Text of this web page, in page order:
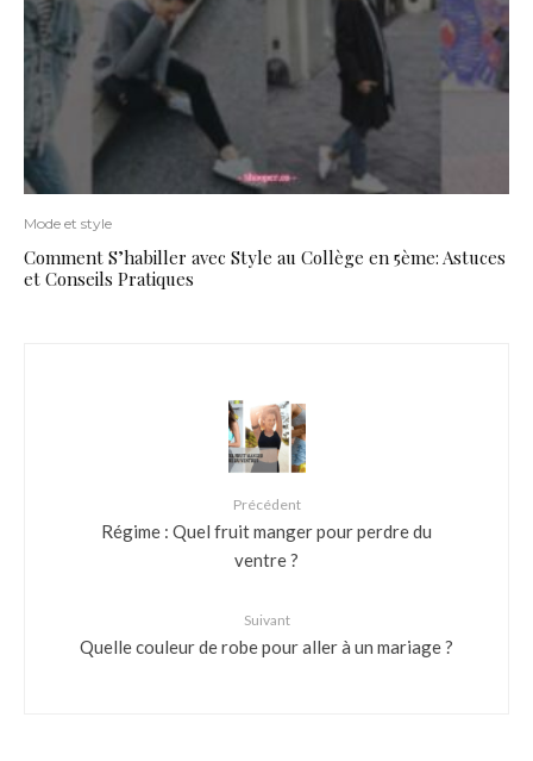
Mode et style
Comment S’habiller avec Style au Collège en 5ème: Astuces
et Conseils Pratiques
Précédent
Régime : Quel fruit manger pour perdre du
ventre ?
Suivant
Quelle couleur de robe pour aller à un mariage ?